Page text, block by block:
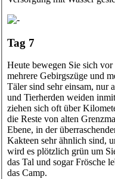
Tag 7
Heute bewegen Sie sich
mehrere Gebirgszüge und
Täler sind sehr einsam, nur
und Tierherden weiden
ziehen sich oft über
die Reste von alten
Ebene, in der
Kakteen sehr ähnlich sind,
wird es plötzlich grün um
das Tal und sogar Frösche
das Camp.